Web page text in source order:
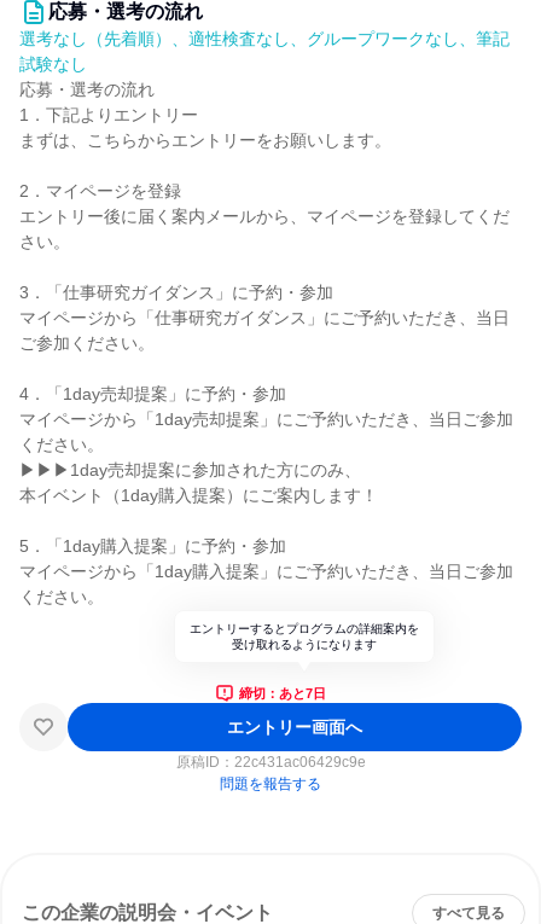
応募・選考の流れ
選考なし（先着順）、適性検査なし、グループワークなし、筆記
試験なし
応募・選考の流れ
1．下記よりエントリー
まずは、こちらからエントリーをお願いします。
2．マイページを登録
エントリー後に届く案内メールから、マイページを登録してくだ
さい。
3．「仕事研究ガイダンス」に予約・参加
マイページから「仕事研究ガイダンス」にご予約いただき、当日
ご参加ください。
4．「1day売却提案」に予約・参加
マイページから「1day売却提案」にご予約いただき、当日ご参加
ください。
▶▶▶1day売却提案に参加された方にのみ、
本イベント（1day購入提案）にご案内します！
5．「1day購入提案」に予約・参加
マイページから「1day購入提案」にご予約いただき、当日ご参加
ください。
エントリーするとプログラムの詳細案内を
受け取れるようになります
締切：あと7日
エントリー画面へ
原稿ID： 22c431ac06429c9e
問題を報告する
この企業の説明会・イベント すべて見る